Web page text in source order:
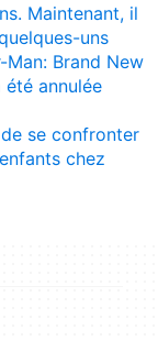
Maintenant, il
uns
Man: Brand New
été annulée
se confronter
chez